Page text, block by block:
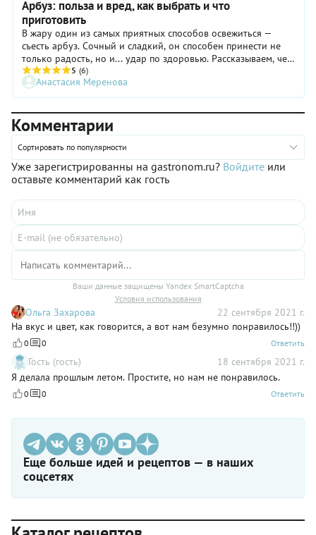
Арбуз: польза и вред, как выбрать и что
приготовить
В жару один из самых приятных способов освежиться —
съесть арбуз. Сочный и сладкий, он способен принести не
только радость, но и... удар по здоровью. Рассказываем, чем
полезны и вредны арбузы и как их лучше съесть.
5 (6)
Анастасия Меренова
Комментарии
Сортировать по популярности
Уже зарегистрированны на gastronom.ru? Войдите или
оставьте комментарий как гость
Ваши данные защищены Yandex SmartCaptcha
Условия использования
Ольга Захарова
22 сентября 2021 г.
На вкус и цвет, как говорится, а вот нам безумно понравилось!!))
0 0 Ответить
Гость (гость)
18 сентября 2021 г.
Я делала прошлым летом. Простите, но нам не понравилось.
0 0 Ответить
Еще больше идей и рецептов — в наших
соцсетях